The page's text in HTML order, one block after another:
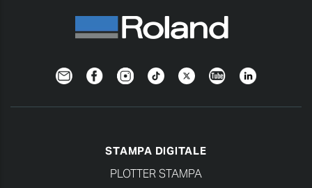
NewsletterFacebookInstagramTikTokTwitterYouTubeLinkedIn
STAMPA DIGITALE
PLOTTER STAMPA